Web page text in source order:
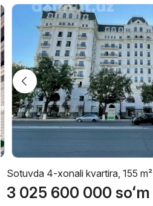
Sotuvda 4-xonali kvartira, 155 m²
3 025 600 000 soʻm